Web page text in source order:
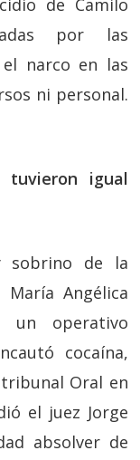
de Camilo
por las
narco en las
ni personal.
tuvieron igual
sobrino de la
Angélica
operativo
cocaína,
Oral en
el juez Jorge
absolver de